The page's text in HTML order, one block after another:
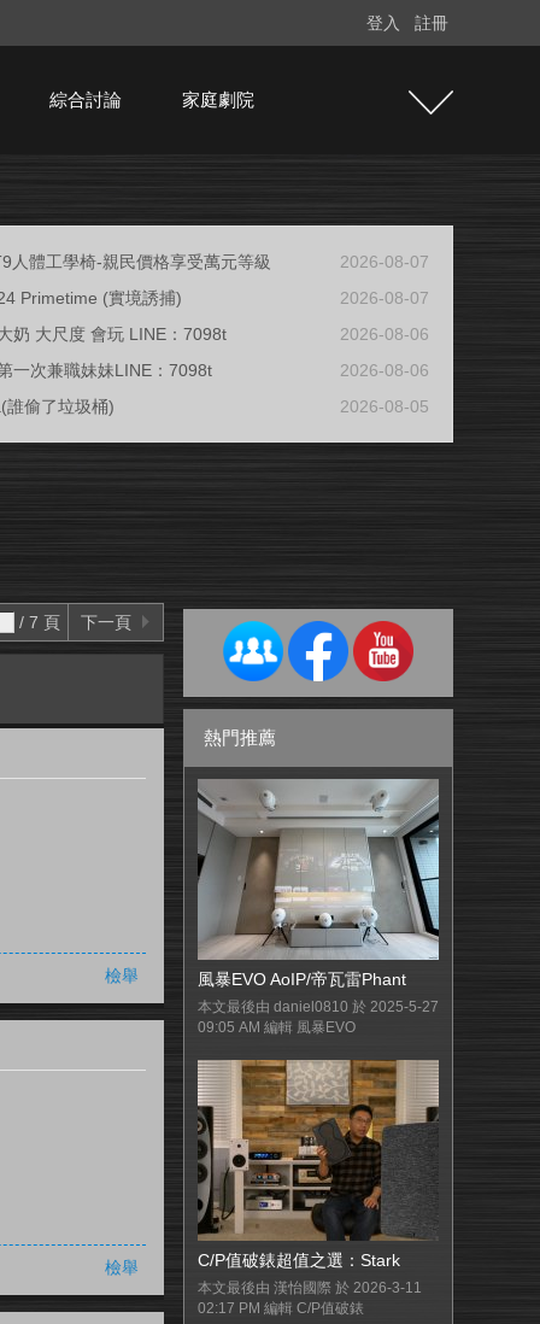
登入 註冊
綜合討論 家庭劇院
人體工學椅-親民價格享受萬元等級
2026-08-07
Primetime (實境誘捕)
2026-08-07
奶 大尺度 會玩 LINE：7098t
2026-08-06
一次兼職妹妹LINE：7098t
2026-08-06
誰偷了垃圾桶)
2026-08-05
/ 7 頁 下一頁
檢舉
檢舉
熱門推薦
風暴EVO AoIP/帝瓦雷Phant
本文最後由 daniel0810 於 2025-5-27
09:05 AM 編輯 風暴EVO
C/P值破錶超值之選：Stark
本文最後由 漢怡國際 於 2026-3-11
02:17 PM 編輯 C/P值破錶